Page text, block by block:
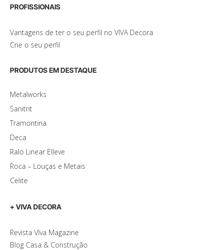
PROFISSIONAIS
Vantagens de ter o seu perfil no VIVA Decora
Crie o seu perfil
PRODUTOS EM DESTAQUE
Metalworks
Sanitrit
Tramontina
Deca
Ralo Linear Elleve
Roca – Louças e Metais
Celite
+ VIVA DECORA
Revista VIva Magazine
Blog Casa & Construção